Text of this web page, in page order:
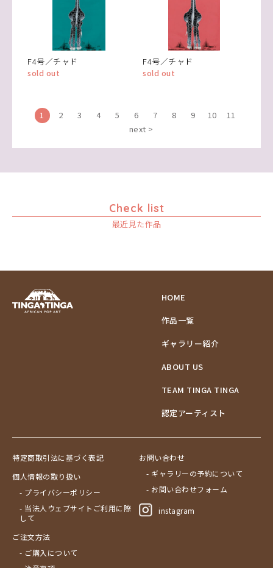
F4号／チャド
sold out
F4号／チャド
sold out
1 2 3 4 5 6 7 8 9 10
11
next >
Check list
最近見た作品
HOME
作品一覧
ギャラリー紹介
ABOUT US
TEAM TINGA TINGA
認定アーティスト
特定商取引法に基づく表記
個人情報の取り扱い
- プライバシーポリシー
- 当法人ウェブサイトご利用に際
して
ご注文方法
- ご購入について
お問い合わせ
- ギャラリーの予約について
- お問い合わせフォーム
instagram